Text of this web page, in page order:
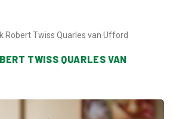
Robert Twiss Quarles van Ufford
TWISS QUARLES VAN